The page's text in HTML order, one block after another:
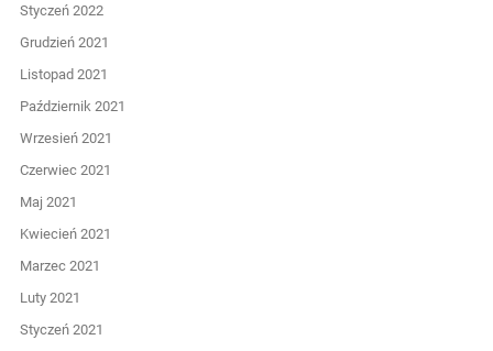
Styczeń 2022
Grudzień 2021
Listopad 2021
Październik 2021
Wrzesień 2021
Czerwiec 2021
Maj 2021
Kwiecień 2021
Marzec 2021
Luty 2021
Styczeń 2021